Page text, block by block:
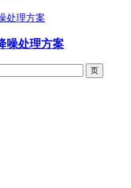
噪处理方案